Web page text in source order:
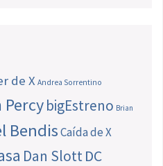
de X Andrea Sorrentino
PercybigEstreno Brian
BendisCaída de X
Dan SlottDC